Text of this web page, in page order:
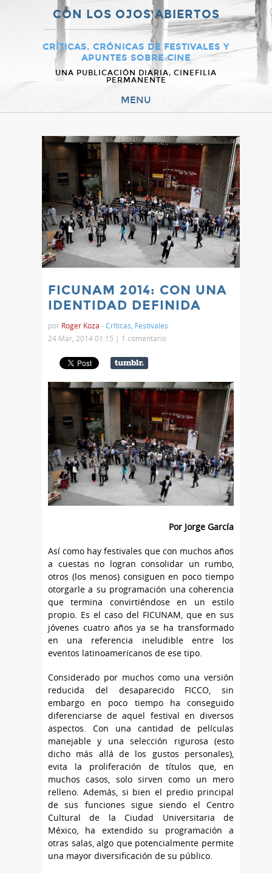
CON LOS OJOS ABIERTOS
CRÍTICAS, CRÓNICAS DE FESTIVALES Y
APUNTES SOBRE CINE
UNA PUBLICACIÓN DIARIA, CINEFILIA
PERMANENTE
MENU
FICUNAM 2014: CON UNA
IDENTIDAD DEFINIDA
por Roger Koza -Críticas Festivales
24 Mar, 2014 01:15 | 1 comentario
Por Jorge García
Así como hay festivales que con muchos años
a cuestas no logran consolidar un rumbo,
otros (los menos) consiguen en poco tiempo
otorgarle a su programación una coherencia
que termina convirtiéndose en un estilo
propio. Es el caso del FICUNAM, que en sus
jóvenes cuatro años ya se ha transformado
en una referencia ineludible entre los
eventos latinoamericanos de ese tipo.
Considerado por muchos como una versión
reducida del desaparecido FICCO, sin
embargo en poco tiempo ha conseguido
diferenciarse de aquel festival en diversos
aspectos. Con una cantidad de películas
manejable y una selección rigurosa (esto
dicho más allá de los gustos personales),
evita la proliferación de títulos que, en
muchos casos, solo sirven como un mero
relleno. Además, si bien el predio principal
de sus funciones sigue siendo el Centro
Cultural de la Ciudad Universitaria de
México, ha extendido su programación a
otras salas, algo que potencialmente permite
una mayor diversificación de su público.